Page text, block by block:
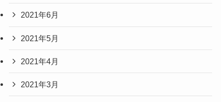
2021年6月
2021年5月
2021年4月
2021年3月